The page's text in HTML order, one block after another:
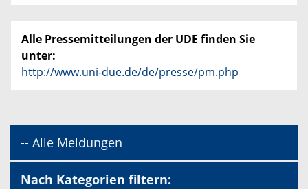
Alle Pressemitteilungen der UDE finden Sie
unter:
http://www.uni-due.de/de/presse/pm.php
-- Alle Meldungen
Nach Kategorien filtern: